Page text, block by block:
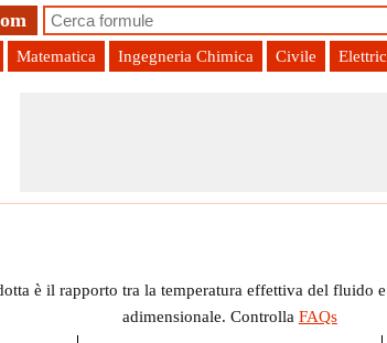
Matematica Ingegneria Chimica Civile
altri parametri effettivi e ridotti
è il rapporto tra la temperatura effettiva del fluido
adimensionale. Controlla FAQs